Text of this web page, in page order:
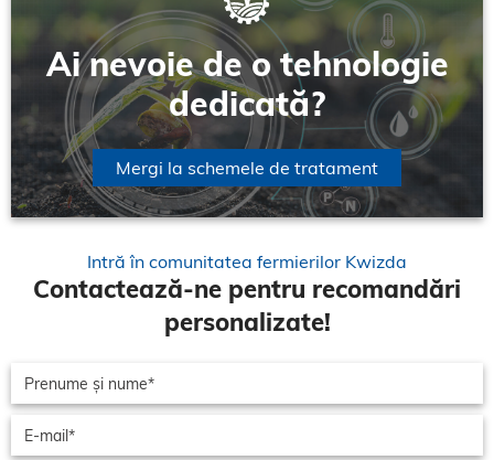
Ai nevoie de o tehnologie
dedicată?
Mergi la schemele de tratament
Intră în comunitatea fermierilor Kwizda
Contactează-ne pentru recomandări
personalizate!